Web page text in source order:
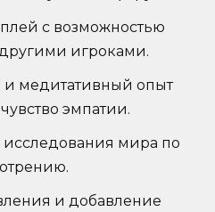
с возможностью
игроками.
медитативный опыт
эмпатии.
мира по
и добавление